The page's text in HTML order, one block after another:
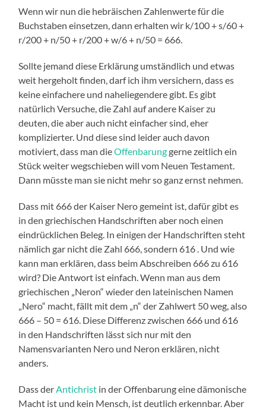
Wenn wir nun die hebräischen Zahlenwerte für die
Buchstaben einsetzen, dann erhalten wir k/100 + s/60 +
r/200 + n/50 + r/200 + w/6 + n/50 = 666.
Sollte jemand diese Erklärung umständlich und etwas
weit hergeholt finden, darf ich ihm versichern, dass es
keine einfachere und naheliegendere gibt. Es gibt
natürlich Versuche, die Zahl auf andere Kaiser zu
deuten, die aber auch nicht einfacher sind, eher
komplizierter. Und diese sind leider auch davon
motiviert, dass man dieOffenbarunggerne zeitlich ein
Stück weiter wegschieben will vom Neuen Testament.
Dann müsste man sie nicht mehr so ganz ernst nehmen.
Dass mit 666 der Kaiser Nero gemeint ist, dafür gibt es
in den griechischen Handschriften aber noch einen
eindrücklichen Beleg. In einigen der Handschriften steht
nämlich gar nicht die Zahl 666, sondern 616 . Und wie
kann man erklären, dass beim Abschreiben 666 zu 616
wird? Die Antwort ist einfach. Wenn man aus dem
griechischen „Neron“ wieder den lateinischen Namen
„Nero“ macht, fällt mit dem „n“ der Zahlwert 50 weg, also
666 – 50 = 616. Diese Differenz zwischen 666 und 616
in den Handschriften lässt sich nur mit den
Namensvarianten Nero und Neron erklären, nicht
anders.
Dass derAntichrist in der Offenbarung eine dämonische
Macht ist und kein Mensch, ist deutlich erkennbar. Aber